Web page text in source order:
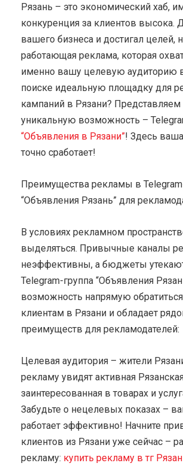
Рязань – это экономический хаб,
конкуренция за клиентов высока.
вашего бизнеса и достигал целей,
работающая реклама, которая
именно вашу целевую аудиторию
поиске идеальную площадку для
кампаний в Рязани?
уникальную возможность –
“Объявления в Рязани”! Здесь
точно сработает!
Преимущества рекламы в
“Объявления Рязань” для
В условиях рекламном
выделяться. Привычные каналы
неэффективны, а бюджеты
Telegram-группа “Объявления
возможность напрямую
клиентам в Рязани и обладает
преимуществ для рекламодателей:
Целевая аудитория – жители
рекламу увидят активная
заинтересованная в товарах и
Забудьте о нецелевых показах –
работает эффективно! Начните
клиентов из Рязани уже сейчас –
рекламу: купить рекламу в тг